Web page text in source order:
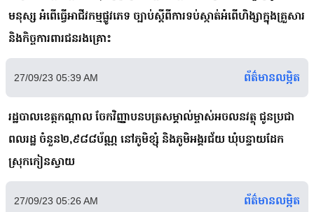
មនុស្ស អំពើធ្វើអាជីវកម្មផ្លូវភេទ ច្បាប់ស្ដីពីការទប់ស្កាត់អំពើហិង្សាក្នុងគ្រួសារ
និងកិច្ចការពារជនរងគ្រោះ
27/09/23 05:39 AM ព័ត៌មានលម្អិត
រដ្ឋបាលខេត្តកណ្ដាល ចែកវិញ្ញាបនបត្រសម្គាល់ម្ចាស់អចលនវត្ថុ ជូនប្រជា
ពលរដ្ឋ ចំនួន២,៩៨៨ប័ណ្ណ នៅភូមិខ្សុំ និងភូមិអង្គរជ័យ ឃុំបន្ទាយដែក
ស្រុកកៀនស្វាយ
27/09/23 05:26 AM ព័ត៌មានលម្អិត